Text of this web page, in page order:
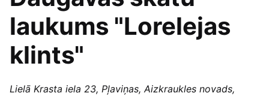
laukums "Lorelejas
klints"
Lielā Krasta iela 23, Pļaviņas, Aizkraukles novads,